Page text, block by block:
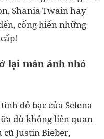
Shania Twain hay
cống hiến những
lại màn ảnh nhỏ
đỏ bạc của Selena
dù không liên quan
Justin Bieber,